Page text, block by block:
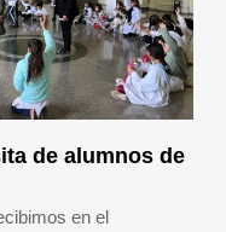
de alumnos de
en el